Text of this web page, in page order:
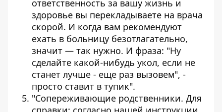
ответственность за вашу жизнь и
здоровье вы перекладываете на врача
скорой. И когда вам рекомендуют
ехать в больницу безотлагательно,
значит — так нужно. И фраза: "Ну
сделайте какой-нибудь укол, если не
станет лучше - еще раз вызовем", -
просто ставит в тупик".
"Сопереживающие родственники. Для